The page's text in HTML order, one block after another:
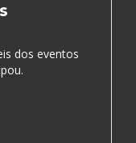
dos eventos